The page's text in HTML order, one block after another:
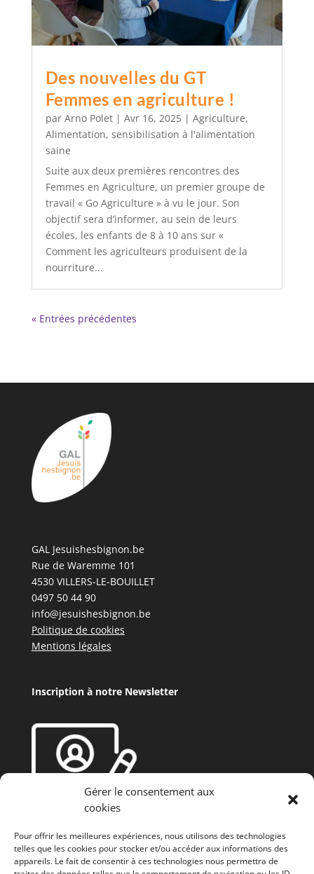
Gérer le consentement aux
cookies
Pour offrir les meilleures expériences, nous utilisons des technologies
telles que les cookies pour stocker et/ou accéder aux informations des
appareils. Le fait de consentir à ces technologies nous permettra de
Des nouvelles du GT
Femmes en agriculture !
par Arno Polet| Avr 16, 2025| Agriculture,
Alimentation, sensibilisation à l'alimentation
saine
Suite aux deux premières rencontres des
Femmes en Agriculture, un premier groupe de
travail « Go Agriculture » à vu le jour. Son
objectif sera d’informer, au sein de leurs
écoles, les enfants de 8 à 10 ans sur «
Comment les agriculteurs produisent de la
nourriture...
« Entrées précédentes
GAL Jesuishesbignon.be
Rue de Waremme 101
4530 VILLERS-LE-BOUILLET
0497 50 44 90
info@jesuishesbignon.be
Politique de cookies
Mentions légales
Inscription à notre Newsletter